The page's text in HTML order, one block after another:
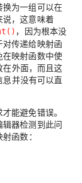
为一组可以在
，这意味着
，因为根本没
传递给映射函
映射函数中使
外面，而且这
并没有可以直
能避免错误。
器检测到此问
射函数：